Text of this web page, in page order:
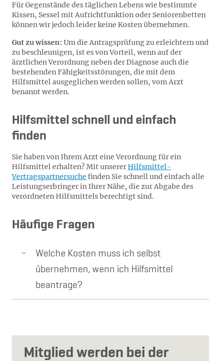
Für Gegenstände des täglichen Lebens wie bestimmte
Kissen, Sessel mit Aufrichtfunktion oder Seniorenbetten
können wir jedoch leider keine Kosten übernehmen.
Gut zu wissen: Um die Antragsprüfung zu erleichtern und
zu beschleunigen, ist es von Vorteil, wenn auf der
ärztlichen Verordnung neben der Diagnose auch die
bestehenden Fähigkeitsstörungen, die mit dem
Hilfsmittel ausgeglichen werden sollen, vom Arzt
benannt werden.
Hilfsmittel schnell und einfach
finden
Sie haben von Ihrem Arzt eine Verordnung für ein
Hilfsmittel erhalten? Mit unsererHilfsmittel-
Vertragspartnersuche finden Sie schnell und einfach alle
Leistungserbringer in Ihrer Nähe, die zur Abgabe des
verordneten Hilfsmittels berechtigt sind.
Häufige Fragen
Welche Kosten muss ich selbst
übernehmen, wenn ich Hilfsmittel
beantrage?
Mitglied werden bei der